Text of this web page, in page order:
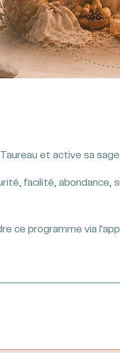
et active sa
facilité, abondance,
ce programme via